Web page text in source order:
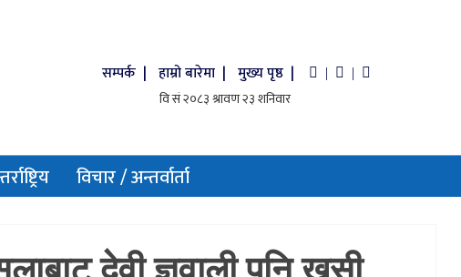
सम्पर्क | हाम्रो बारेमा | मुख्य पृष्ठ | | |
विचार / अन्तर्वार्ता